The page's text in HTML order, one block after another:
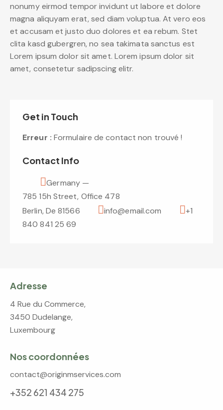
nonumy eirmod tempor invidunt ut labore et dolore
magna aliquyam erat, sed diam voluptua. At vero eos
et accusam et justo duo dolores et ea rebum. Stet
clita kasd gubergren, no sea takimata sanctus est
Lorem ipsum dolor sit amet. Lorem ipsum dolor sit
amet, consetetur sadipscing elitr.
Get in Touch
Erreur : Formulaire de contact non trouvé !
Contact Info
Germany —
785 15h Street, Office 478
Berlin, De 81566
info@email.com
+1
840 841 25 69
Adresse
4 Rue du Commerce,
3450 Dudelange,
Luxembourg
Nos coordonnées
contact@originmservices.com
+352 621 434 275